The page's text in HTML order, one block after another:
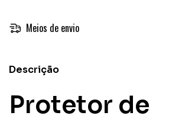
Meios de envio
Descrição
Protetor de